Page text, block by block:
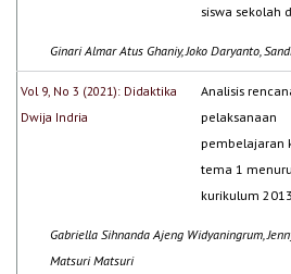
siswa sekolah
Ginari Almar Atus Ghaniy, Joko Daryanto,
Vol 9, No 3 (2021): Didaktika
Dwija Indria
Analisis
pelaksanaan
pembelajaran
tema 1
kurikulum 2013
Gabriella Sihnanda Ajeng Widyaningrum,
Matsuri Matsuri